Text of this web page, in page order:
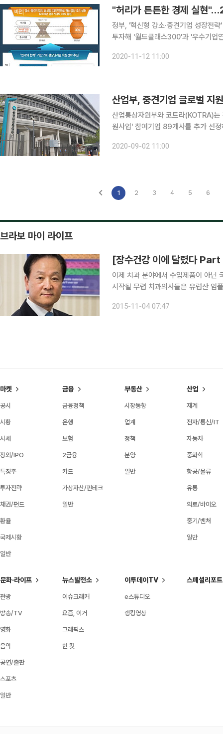
"허리가 튼튼한 경제 실현
정부, '혁신형 강소·중견기업 성장전
투자해 '월드클래스300'과 '우수기업연구소' 사업 확대 정부가 허
2020-11-12 11:00
산업부, 중견기업 글로벌 지
산업통상자원부와 코트라(KOTRA)
원사업' 참여기업 89개사를 추가 선정
으로 수출에 어려움을 겪는 기업을
2020-09-02 11:00
1 2 3 4 5 6
브라보 마이 라이프
이제 치과 분야에서 수입제품이 아닌
시작될 무렵 치과의사들은 유럽산 임
같은 분위기다. 국내에는 약
2015-11-04 07:47
마켓
공시
시황
시세
장외/IPO
특징주
투자전략
채권/펀드
환율
국제시황
일반
금융
금융정책
은행
보험
2금융
카드
가상자산/핀테크
일반
부동산
시장동향
업계
정책
분양
일반
산업
재계
전자/통신/IT
자동차
중화학
항공/물류
유통
의료/바이오
중기/벤처
일반
문화·라이프
관광
방송/TV
영화
음악
공연/출판
스포츠
일반
뉴스발전소
이슈크래커
요즘, 이거
그래픽스
한 컷
이투데이TV
e스튜디오
랭킹영상
스페셜리포트